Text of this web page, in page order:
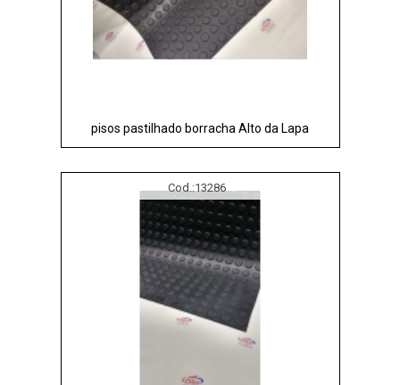
pisos pastilhado borracha Alto da Lapa
Cod.:13286